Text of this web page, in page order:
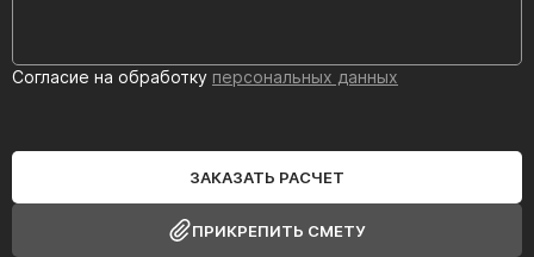
Согласие на обработку персональных данных
ЗАКАЗАТЬ РАСЧЕТ
ПРИКРЕПИТЬ СМЕТУ